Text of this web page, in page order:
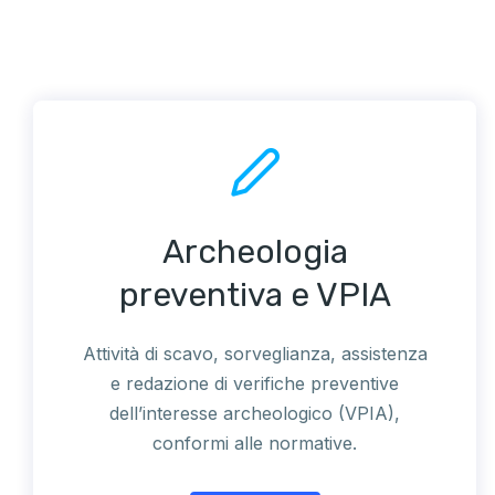
Archeologia
preventiva e VPIA
Attività di scavo, sorveglianza, assistenza
e redazione di verifiche preventive
dell’interesse archeologico (VPIA),
conformi alle normative.